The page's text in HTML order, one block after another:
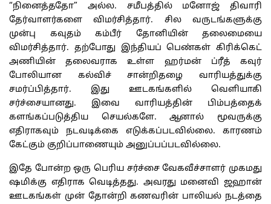
“நினைத்ததோ” அல்ல. சமீபத்தில் மனோஜ் திவாரி
தேர்வாளர்களை விமர்சித்தார். சில வருடங்களுக்கு
முன்பு கவுதம் கம்பீர் தோனியின் தலைமையை
விமர்சித்தார். தற்போது இந்தியப் பெண்கள் கிரிக்கெட்
அணியின் தலைவராக உள்ள ஹர்மன் ப்ரீத் கவுர்
போலியான கல்விச் சான்றிதழை வாரியத்துக்கு
சமர்ப்பித்தார். இது ஊடகங்களில் வெளியாகி
சர்ச்சையானது. இவை வாரியத்தின் பிம்பத்தைக்
களங்கப்படுத்திய செயல்களே. ஆனால் மூவருக்கு
எதிராகவும் நடவடிக்கை எடுக்கப்படவில்லை. காரணம்
கேட்கும் குறிப்பாணையும் அனுப்பப்படவில்லை.
இதே போன்ற ஒரு பெரிய சர்ச்சை வேகவீச்சாளர் முகமது
ஷமிக்கு எதிராக வெடித்தது. அவரது மனைவி ஜஹான்
ஊடகங்கள் முன் தோன்றி கணவரின் பாலியல் நடத்தை